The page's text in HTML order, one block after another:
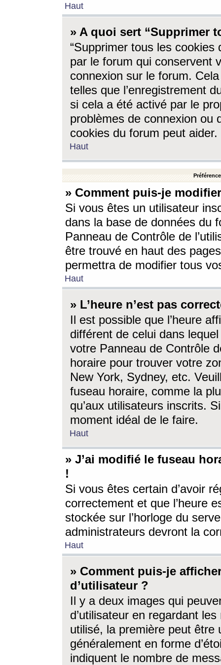
Haut
» A quoi sert “Supprimer
“Supprimer tous les cookies
par le forum qui conservent
connexion sur le forum.
telles que l’enregistrement
si cela a été activé par le
problèmes de connexion ou
cookies du forum peut aider.
Haut
» Comment puis-je
Si vous êtes un utilisateur
dans la base de données du
Panneau de Contrôle de
être trouvé en haut des
permettra de modifier tous
Haut
» L’heure n’est pas
Il est possible que l’heure
différent de celui dans
votre Panneau de Contrôle
horaire pour trouver votre
New York, Sydney, etc.
fuseau horaire, comme la
qu’aux utilisateurs inscrits.
moment idéal de le faire.
Haut
» J’ai modifié le fuseau
!
Si vous êtes certain d’avoir
correctement et que l’heure
stockée sur l’horloge du
administrateurs devront la
Haut
» Comment puis-je
d’utilisateur ?
Il y a deux images qui
d’utilisateur en regardant
utilisé, la première peut être
généralement en forme
indiquent le nombre de